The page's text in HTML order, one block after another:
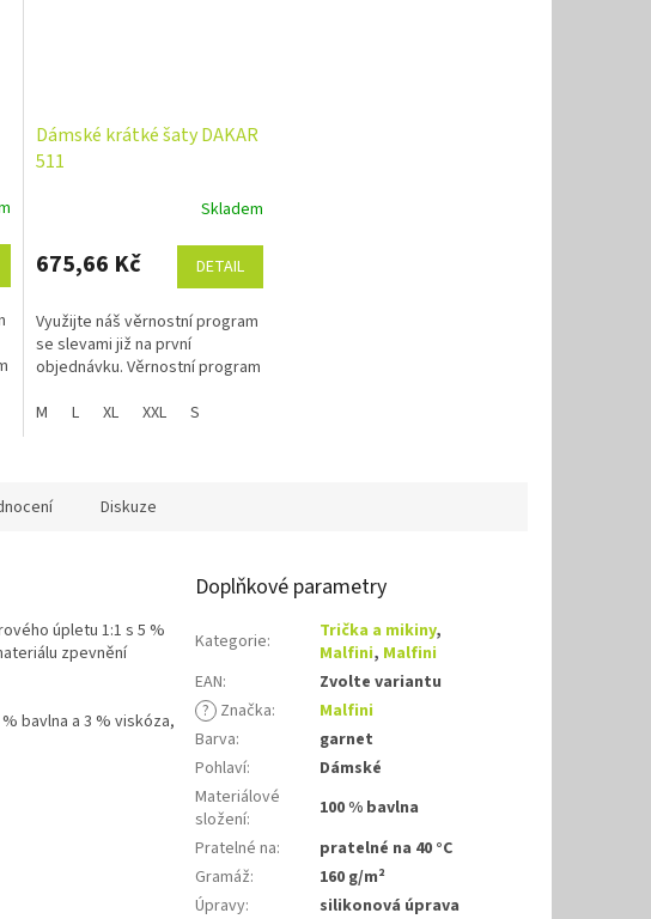
Dámské krátké šaty DAKAR
511
Skladem
675,66 Kč DETAIL
Využijte náš věrnostní program
se slevami již na první
objednávku. Věrnostní program
M
L XL XXL S
Diskuze
úpletu 1:1 s 5 %
zpevnění
bavlna a 3 % viskóza,
Doplňkové parametry
Kategorie: Trička a mikiny,
Malfini, Malfini
EAN:
Zvolte variantu
? Značka:
Malfini
Barva:
garnet
Pohlaví:
Dámské
Materiálové
složení:
100 % bavlna
Pratelné na:
pratelné na 40 °C
Gramáž:
160 g/m²
Úpravy:
silikonová úprava